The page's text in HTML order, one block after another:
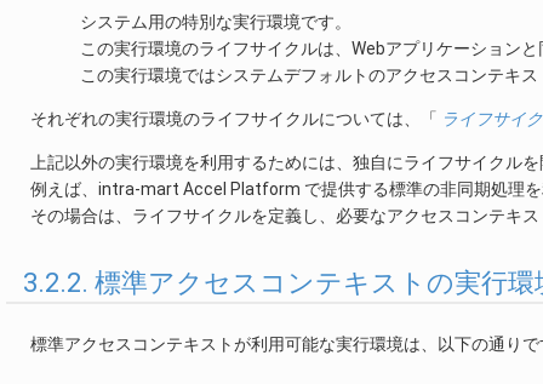
システム用の特別な実行環境です。
この実行環境のライフサイクルは、Webアプリケーション
この実行環境ではシステムデフォルトのアクセスコンテキ
それぞれの実行環境のライフサイクルについては、「 ライフサイ
上記以外の実行環境を利用するためには、独自にライフサイクル
例えば、intra-mart Accel Platform で提供する標準の非同期処理
その場合は、ライフサイクルを定義し、必要なアクセスコンテキ
3.2.2. 標準アクセスコンテキストの実行環
標準アクセスコンテキストが利用可能な実行環境は、以下の通りで